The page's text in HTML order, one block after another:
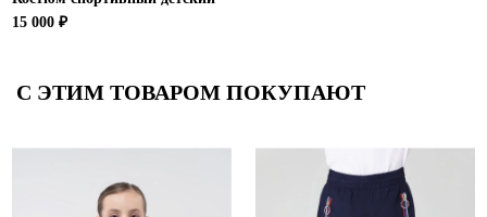
15 000 ₽
С ЭТИМ ТОВАРОМ ПОКУПАЮТ